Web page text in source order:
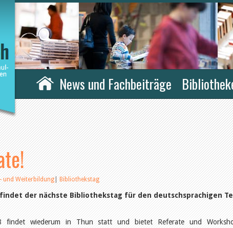
News und Fachbeiträge
und Weiterbildung|Bibliothekstag
findet der nächste Bibliothekstag für den deutschsprachigen
findet wiederum in Thun statt und bietet Referate und